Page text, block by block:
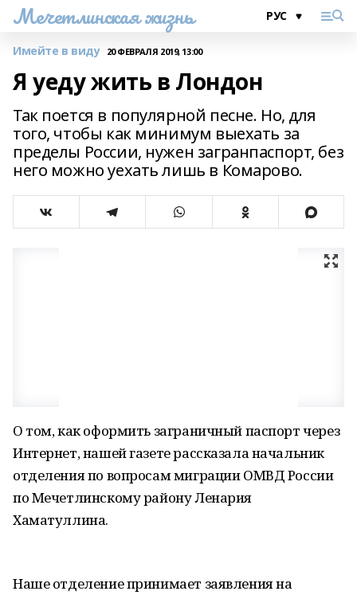
Мечетлинская жизнь
Имейте в виду 20 ФЕВРАЛЯ 2019, 13:00
Я уеду жить в Лондон
Так поется в популярной песне. Но, для
того, чтобы как минимум выехать за
пределы России, нужен загранпаспорт, без
него можно уехать лишь в Комарово.
О том, как оформить заграничный паспорт через
Интернет, нашей газете рассказала начальник
отделения по вопросам миграции ОМВД России
по Мечетлинскому району Ленария
Хаматуллина.
Наше отделение принимает заявления на